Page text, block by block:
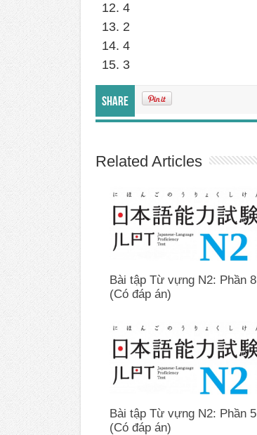
12. 4
13. 2
14. 4
15. 3
Share
Related Articles
Bài tập Từ vựng N2: Phần 8
(Có đáp án)
Bài tập Từ vựng N2: Phần 5
(Có đáp án)